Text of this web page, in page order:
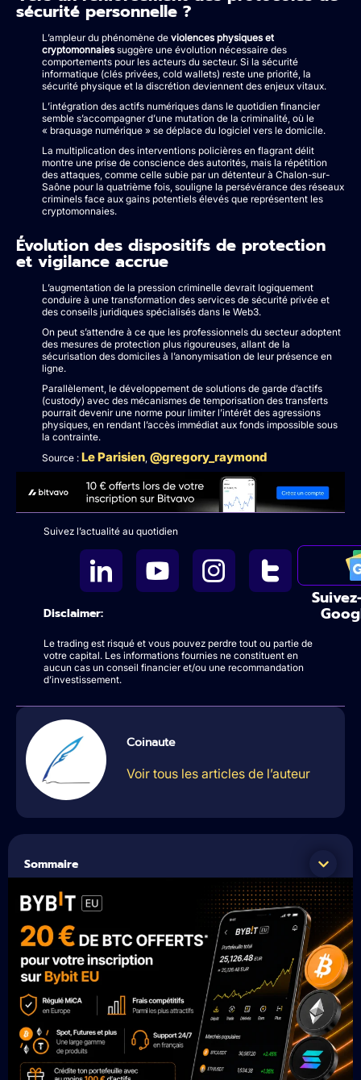
sécurité personnelle ?
L’ampleur du phénomène de violences physiques et
cryptomonnaies suggère une évolution nécessaire des
comportements pour les acteurs du secteur. Si la sécurité
informatique (clés privées, cold wallets) reste une priorité, la
sécurité physique et la discrétion deviennent des enjeux vitaux.
L’intégration des actifs numériques dans le quotidien financier
semble s’accompagner d’une mutation de la criminalité, où le
« braquage numérique » se déplace du logiciel vers le domicile.
La multiplication des interventions policières en flagrant délit
montre une prise de conscience des autorités, mais la répétition
des attaques, comme celle subie par un détenteur à Chalon-sur-
Saône pour la quatrième fois, souligne la persévérance des réseaux
criminels face aux gains potentiels élevés que représentent les
cryptomonnaies.
Évolution des dispositifs de protection
et vigilance accrue
L’augmentation de la pression criminelle devrait logiquement
conduire à une transformation des services de sécurité privée et
des conseils juridiques spécialisés dans le Web3.
On peut s’attendre à ce que les professionnels du secteur adoptent
des mesures de protection plus rigoureuses, allant de la
sécurisation des domiciles à l’anonymisation de leur présence en
ligne.
Parallèlement, le développement de solutions de garde d’actifs
(custody) avec des mécanismes de temporisation des transferts
pourrait devenir une norme pour limiter l’intérêt des agressions
physiques, en rendant l’accès immédiat aux fonds impossible sous
la contrainte.
Source : Le Parisien @gregory_raymond
Suivez l’actualité au quotidien
Disclaimer:
Le trading est risqué et vous pouvez perdre tout ou partie de
votre capital. Les informations fournies ne constituent en
aucun cas un conseil financier et/ou une recommandation
d’investissement.
Coinaute
Voir tous les articles de l’auteur
Sommaire